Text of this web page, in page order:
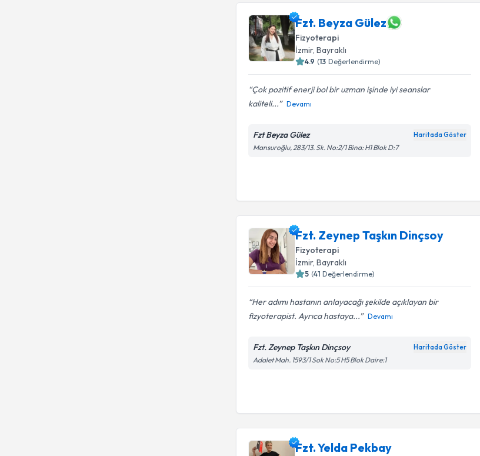
Fzt. Beyza Gülez
Fizyoterapi
İzmir, Bayraklı
4.9 (13 Değerlendirme)
Çok pozitif enerji bol bir uzman işinde iyi seanslar
kaliteli...
Devamı
Fzt Beyza Gülez Haritada Göster
Mansuroğlu, 283/13. Sk. No:2/1 Bina: H1 Blok D:7
Fzt. Zeynep Taşkın Dinçsoy
Fizyoterapi
İzmir, Bayraklı
5 (41 Değerlendirme)
Her adımı hastanın anlayacağı şekilde açıklayan bir
fizyoterapist. Ayrıca hastaya...
Devamı
Fzt. Zeynep Taşkın Dinçsoy Haritada Göster
Adalet Mah. 1593/1 Sok No:5 H5 Blok Daire:1
Fzt. Yelda Pekbay